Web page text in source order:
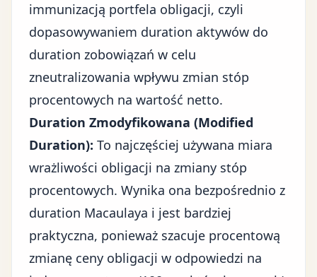
immunizacją portfela obligacji, czyli
dopasowywaniem duration aktywów do
duration zobowiązań w celu
zneutralizowania wpływu zmian stóp
procentowych na wartość netto.
Duration Zmodyfikowana (Modified
Duration): To najczęściej używana miara
wrażliwości obligacji na zmiany stóp
procentowych. Wynika ona bezpośrednio z
duration Macaulaya i jest bardziej
praktyczna, ponieważ szacuje procentową
zmianę ceny obligacji w odpowiedzi na